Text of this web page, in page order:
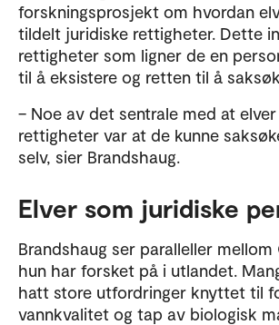
forskningsprosjekt om hvordan
tildelt juridiske rettigheter. Dette
rettigheter som ligner de en
til å eksistere og retten til å
– Noe av det sentrale med at
rettigheter var at de kunne
selv, sier Brandshaug.
Elver som juridiske
Brandshaug ser paralleller
hun har forsket på i utlandet.
hatt store utfordringer knyttet til
vannkvalitet og tap av biologisk